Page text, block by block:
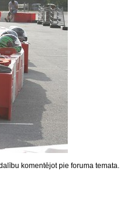
komentējot pie foruma temata.